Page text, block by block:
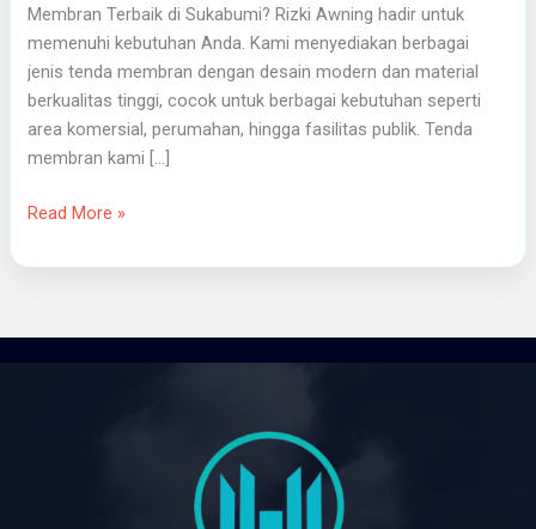
Membran Terbaik di Sukabumi? Rizki Awning hadir untuk
memenuhi kebutuhan Anda. Kami menyediakan berbagai
jenis tenda membran dengan desain modern dan material
berkualitas tinggi, cocok untuk berbagai kebutuhan seperti
area komersial, perumahan, hingga fasilitas publik. Tenda
membran kami […]
Read More »